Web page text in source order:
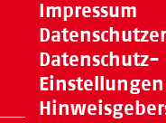
Impressum
Datenschutz-
Einstellungen